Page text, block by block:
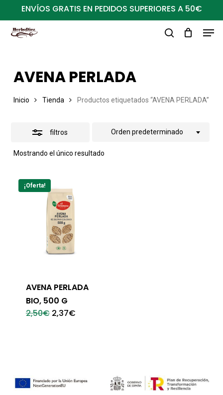
al
contenido
ENVÍOS GRATIS EN PEDIDOS SUPERIORES A 50€
AVENA PERLADA
Inicio Tienda Productos etiquetados “AVENA PERLADA”
filtros
Mostrando el único resultado
Orden predeterminado
Close
Filters
¡Oferta!
AVENA PERLADA
BIO, 500 G
2,50€ El
precio
2,37€El
Close